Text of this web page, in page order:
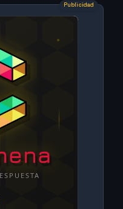
Publicidad